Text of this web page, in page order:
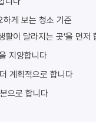
하게 보는 청소 기준
활이 달라지는 곳’을 먼저
지양합니다
계획적으로 합니다
으로 합니다